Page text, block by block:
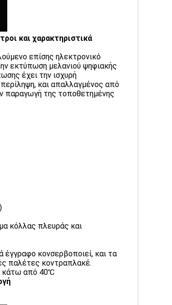
και χαρακτηριστικά
επίσης ηλεκτρονικό
εκτύπωση μελανιού ψηφιακής
έχει την ισχυρή
και απαλλαγμένος από
παραγωγή της τοποθετημένης
κόλλας πλευράς και
κονσερβοποιεί, και τα
παλέτες κοντραπλακέ.
κάτω από 40℃